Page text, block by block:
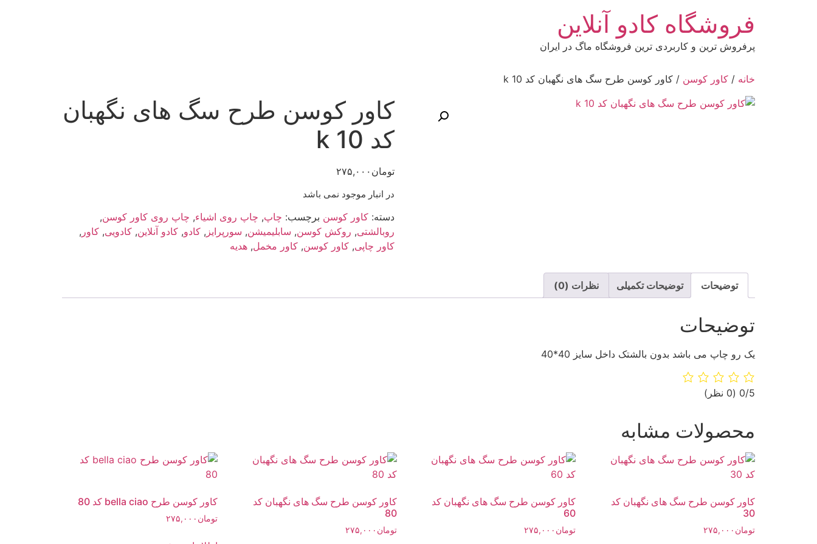
فروشگاه کادو آنلاین
پرفروش ترین و کاربردی ترین فروشگاه ماگ در ایران
خانه / کاور کوسن / کاور کوسن طرح سگ های نگهبان کد k 10
کاور کوسن طرح سگ های نگهبان
کد k 10
تومان ۲۷۵,۰۰۰
در انبار موجود نمی باشد
دسته: کاور کوسن برچسب: چاپ, چاپ روی اشیاء, چاپ روی کاور کوسن,
روبالشتی, روکش کوسن, سابلیمیشن, سورپرایز , کادو, کادو آنلاین, کادویی, کاور ,
کاور چاپی, کاور کوسن, کاور مخمل, هدیه
توضیحات توضیحات تکمیلی نظرات (0)
توضیحات
یک رو چاپ می باشد بدون بالشتک داخل سایز 40*40
‫0/5 ‫(0 نظر)
محصولات مشابه
کاور کوسن طرح سگ های نگهبان کد
30
تومان ۲۷۵,۰۰۰
کاور کوسن طرح سگ های نگهبان کد
60
تومان ۲۷۵,۰۰۰
کاور کوسن طرح سگ های نگهبان کد
80
تومان ۲۷۵,۰۰۰
کاور کوسن طرح bella ciao کد 80
تومان ۲۷۵,۰۰۰